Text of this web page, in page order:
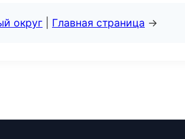
округ Главная страница →